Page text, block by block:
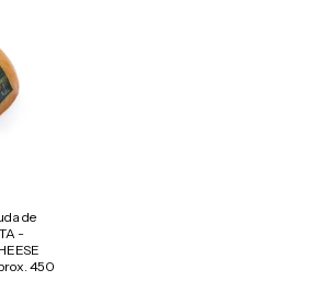
de
-
450